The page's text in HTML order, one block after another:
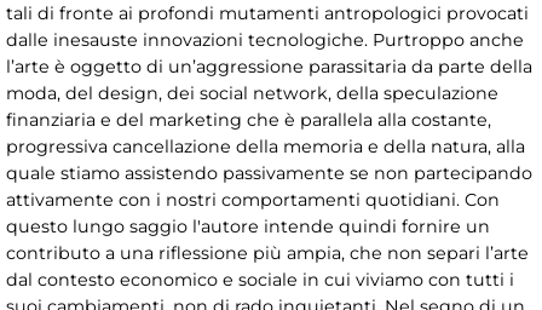
tali di fronte ai profondi mutamenti antropologici provocati
dalle inesauste innovazioni tecnologiche. Purtroppo anche
l’arte è oggetto di un’aggressione parassitaria da parte della
moda, del design, dei social network, della speculazione
finanziaria e del marketing che è parallela alla costante,
progressiva cancellazione della memoria e della natura, alla
quale stiamo assistendo passivamente se non partecipando
attivamente con i nostri comportamenti quotidiani. Con
questo lungo saggio l'autore intende quindi fornire un
contributo a una riflessione più ampia, che non separi l’arte
dal contesto economico e sociale in cui viviamo con tutti i